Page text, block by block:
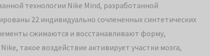
технологии Nike Mind, разработанной
22 индивидуально сочлененных синтетических
сжимаются и восстанавливают форму,
такое воздействие активирует участки мозга,